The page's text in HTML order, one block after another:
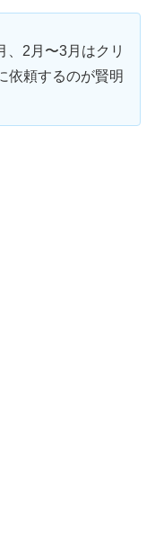
、2月〜3月はクリ
依頼するのが賢明